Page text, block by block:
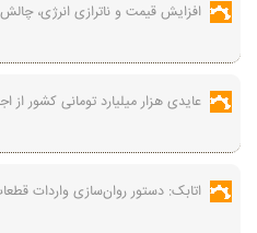
افزایش قیمت و ناترازی انرژی،
عایدی هزار میلیارد تومانی کشور از
اتابک: دستور روان‌سازی واردات